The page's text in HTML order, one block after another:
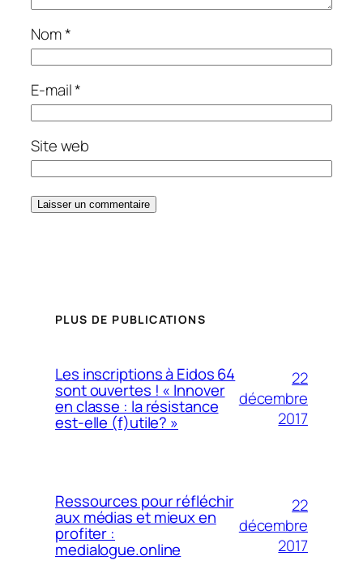
Nom*
E-mail*
Site web
PLUS DE PUBLICATIONS
Les inscriptions à Eidos 64
sont ouvertes ! « Innover
en classe : la résistance
est-elle (f)utile? »
22
décembre
2017
Ressources pour réfléchir
aux médias et mieux en
profiter :
medialogue.online
22
décembre
2017